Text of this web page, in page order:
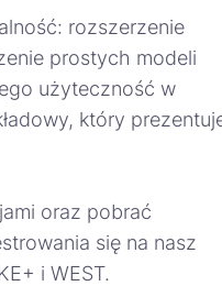
rozszerzenie
prostych modeli
użyteczność w
który
oraz pobrać
się na nasz
i WEST.